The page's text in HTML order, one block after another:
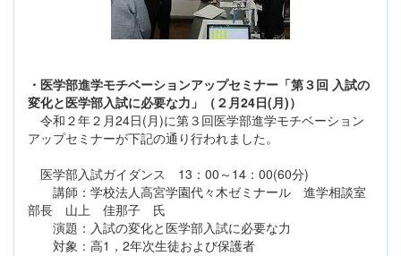
・医学部進学モチベーションアップセミナー「第３回 入試の
変化と医学部入試に必要な力」（２月24日(月)）
令和２年２月24日(月)に第３回医学部進学モチベーション
アップセミナーが下記の通り行われました。
医学部入試ガイダンス 13：00～14：00(60分)
講師：学校法人高宮学園代々木ゼミナール 進学相談室
部長 山上 佳那子 氏
演題：入試の変化と医学部入試に必要な力
対象：高1，2年次生徒および保護者